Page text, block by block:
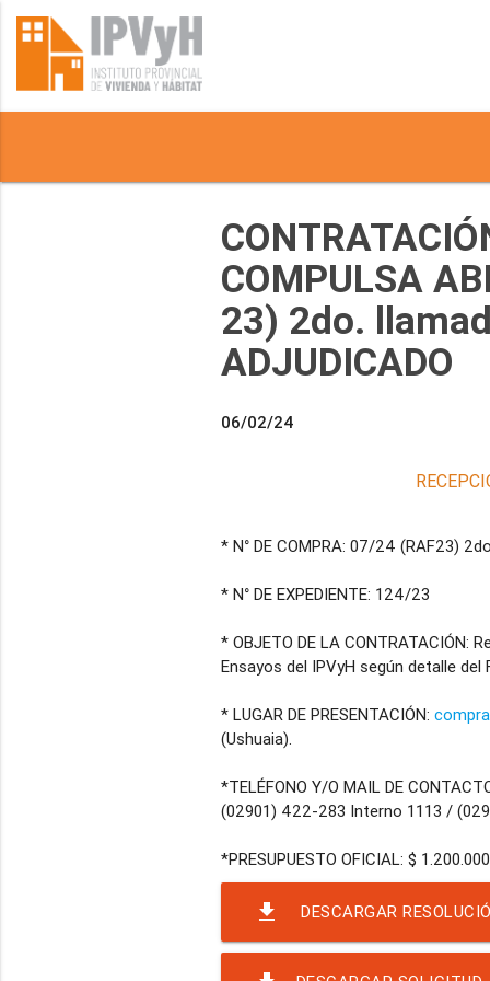
COMPULSA
23) 2do.
ADJUDICADO
06/02/24
* N° DE COMPRA: 07/24 (RAF23)
* N° DE EXPEDIENTE: 124/23
* OBJETO DE LA CONTRATACIÓN:
Ensayos del IPVyH según detalle del
* LUGAR DE PRESENTACIÓN:
(Ushuaia).
*TELÉFONO Y/O MAIL DE
(02901) 422-283 Interno 1113 /
file_download DESCARGAR